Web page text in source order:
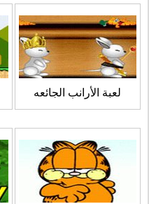
لعبة الأرانب الجائعه